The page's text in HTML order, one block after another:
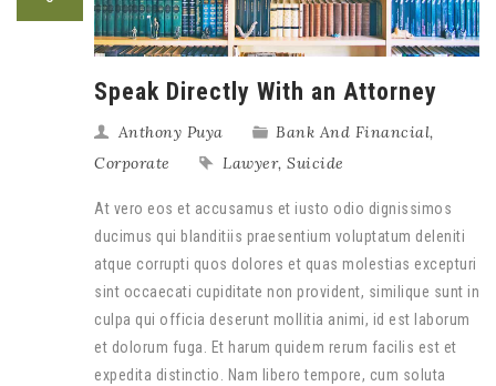
Speak Directly With an Attorney
Anthony Puya Bank And Financial,
Corporate
Lawyer, Suicide
At vero eos et accusamus et iusto odio dignissimos
ducimus qui blanditiis praesentium voluptatum deleniti
atque corrupti quos dolores et quas molestias excepturi
sint occaecati cupiditate non provident, similique sunt in
culpa qui officia deserunt mollitia animi, id est laborum
et dolorum fuga. Et harum quidem rerum facilis est et
expedita distinctio. Nam libero tempore, cum soluta